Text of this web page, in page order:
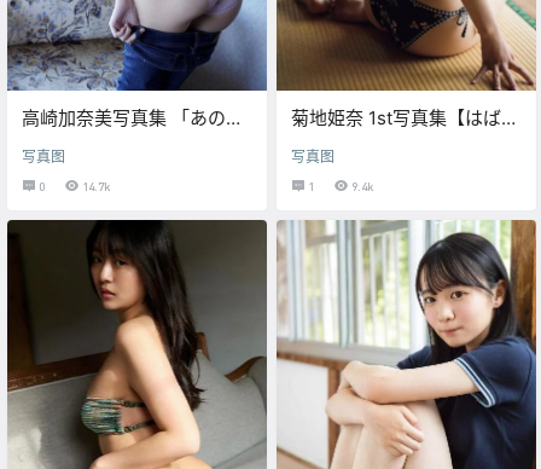
高崎加奈美写真集 「あの虹
を超えて」
写真图
0 14.7k
菊地姫奈 1st写真集【はばた
き （展翅）】
写真图
1 9.4k